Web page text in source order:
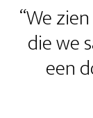
“We
die we
een